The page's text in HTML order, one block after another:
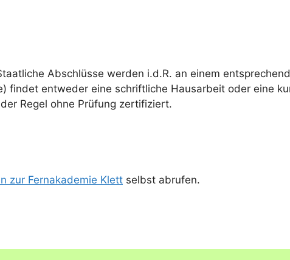
Abschlüsse werden i.d.R. an einem
findet entweder eine schriftliche Hausarbeit oder eine
Regel ohne Prüfung zertifiziert.
zur Fernakademie Klett selbst abrufen.